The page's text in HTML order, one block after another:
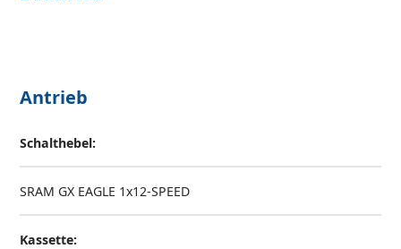
Antrieb
Schalthebel:
SRAM GX EAGLE 1x12-SPEED
Kassette: